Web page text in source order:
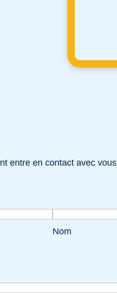
entre en contact avec
Nom